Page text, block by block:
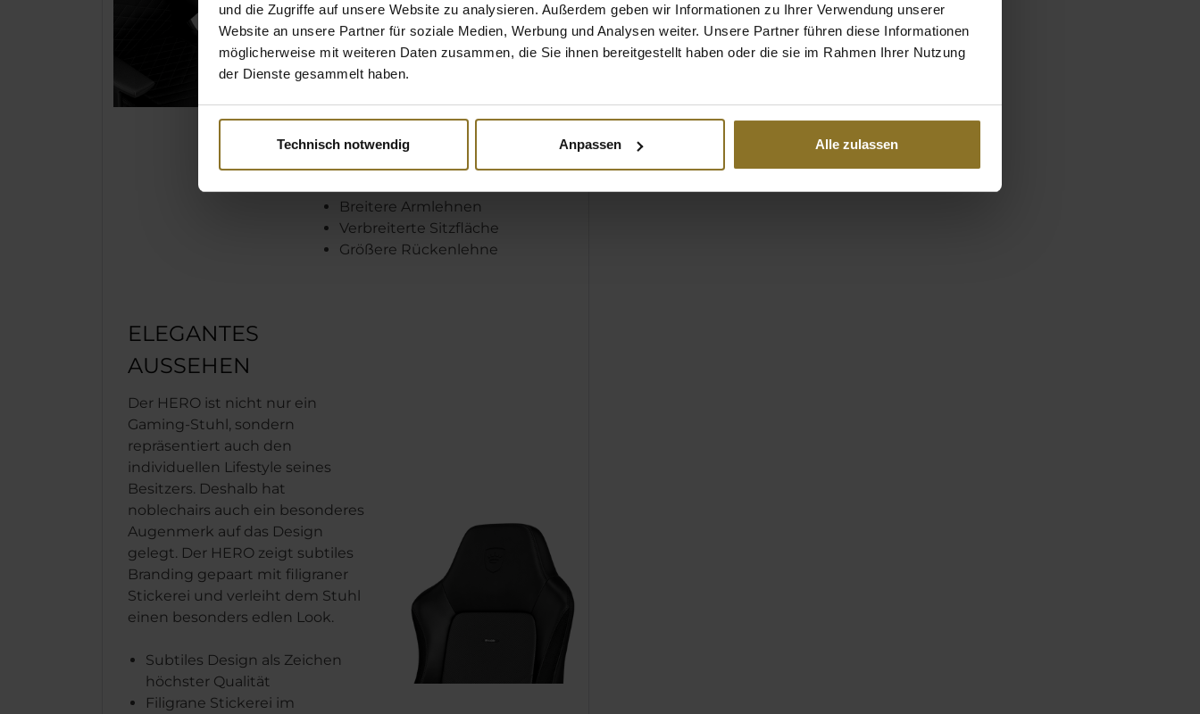
und die Zugriffe auf unsere Website zu analysieren. Außerdem geben wir Informationen zu Ihrer Verwendung unserer
Website an unsere Partner für soziale Medien, Werbung und Analysen weiter. Unsere Partner führen diese Informationen
möglicherweise mit weiteren Daten zusammen, die Sie ihnen bereitgestellt haben oder die sie im Rahmen Ihrer Nutzung
der Dienste gesammelt haben.
Technisch notwendig Anpassen Alle zulassen
vergrößert, auch damit sie ins
Gesamtbild des größeren Stuhls
passen. Zusammen mit der
bequemen großflächigen
das formbare Gedächtnispolymer
in der Kopfstütze für einen
umfassenden Komfort.
Breitere Armlehnen
Verbreiterte Sitzfläche
Größere Rückenlehne
ELEGANTES
AUSSEHEN
Der HERO ist nicht nur ein
Gaming-Stuhl, sondern
repräsentiert auch den
individuellen Lifestyle seines
Besitzers. Deshalb hat
noblechairs auch ein besonderes
Augenmerk auf das Design
gelegt. Der HERO zeigt subtiles
Branding gepaart mit filigraner
Stickerei und verleiht dem Stuhl
einen besonders edlen Look.
Subtiles Design als Zeichen
höchster Qualität
Filigrane Stickerei im